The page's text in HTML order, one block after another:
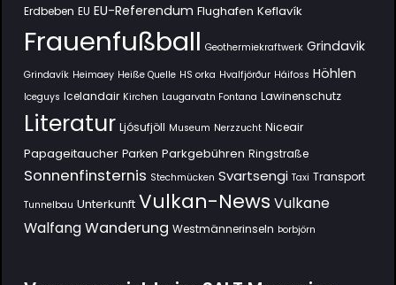
Erdbeben EU EU-Referendum Flughafen Keflavík
Frauenfußball Geothermiekraftwerk Grindavik
Grindavík Heimaey Heiße Quelle HS orka Hvalfjörður Háifoss Höhlen
Iceguys Icelandair Kirchen Laugarvatn Fontana Lawinenschutz
Literatur Ljósufjöll Museum Nerzzucht Niceair
Papageitaucher Parken Parkgebühren Ringstraße
Sonnenfinsternis Stechmücken Svartsengi Taxi Transport
Tunnelbau Unterkunft Vulkan-News Vulkane
Walfang Wanderung Westmännerinseln Þorbjörn